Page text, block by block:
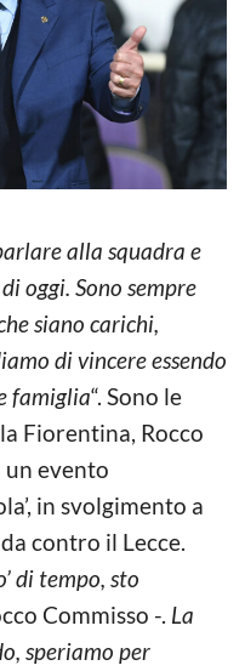
alla squadra e
oggi. Sono sempre
siano carichi,
di vincere essendo
famiglia“. Sono le
Fiorentina, Rocco
evento
in svolgimento a
contro il Lecce.
di tempo, sto
Commisso -. La
speriamo per